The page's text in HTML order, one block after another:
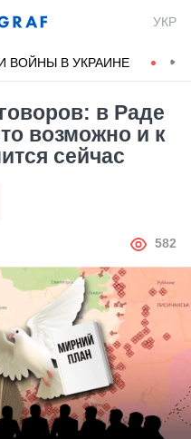
УКР
ВОЙНЫ В УКРАИНЕ
в Раде
возможно и к
сейчас
АВТОР
582